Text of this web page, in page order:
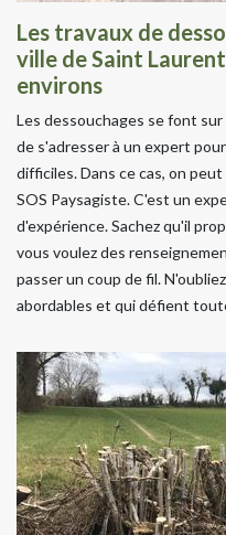
Les travaux de
ville de Saint
environs
Les dessouchages se font
de s'adresser à un expert
difficiles. Dans ce cas, on
SOS Paysagiste. C'est un
d'expérience. Sachez qu'il
vous voulez des
passer un coup de fil.
abordables et qui défient